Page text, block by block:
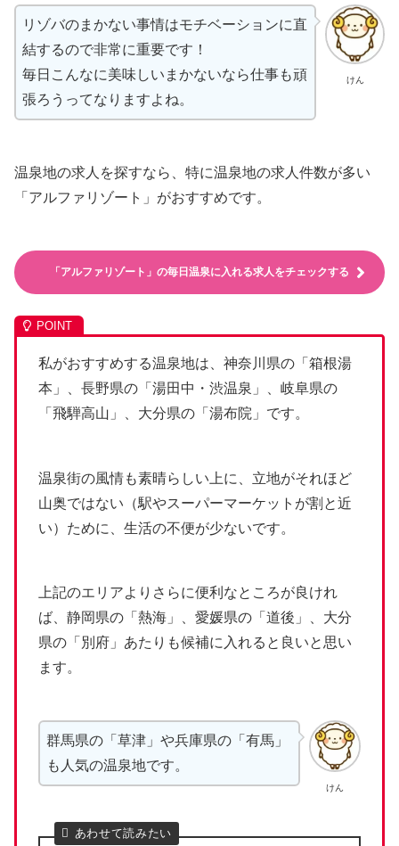
けん
リゾバのまかない事情はモチベーションに直
結するので非常に重要です！
毎日こんなに美味しいまかないなら仕事も頑
張ろうってなりますよね。
温泉地の求人を探すなら、特に温泉地の求人件数が多い
「アルファリゾート」がおすすめです。
「アルファリゾート」の毎日温泉に入れる求人をチェックする
私がおすすめする温泉地は、神奈川県の「箱根湯
本」、長野県の「湯田中・渋温泉」、岐阜県の
「飛騨高山」、大分県の「湯布院」です。
温泉街の風情も素晴らしい上に、立地がそれほど
山奥ではない（駅やスーパーマーケットが割と近
い）ために、生活の不便が少ないです。
上記のエリアよりさらに便利なところが良けれ
ば、静岡県の「熱海」、愛媛県の「道後」、大分
県の「別府」あたりも候補に入れると良いと思い
ます。
けん
群馬県の「草津」や兵庫県の「有馬」
も人気の温泉地です。